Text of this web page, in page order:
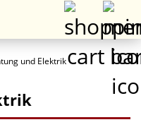
und Elektrik